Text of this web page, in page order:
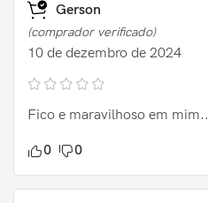
Gerson
(comprador verificado)
10 de dezembro de 2024
Fico e maravilhoso em mim..
0 0